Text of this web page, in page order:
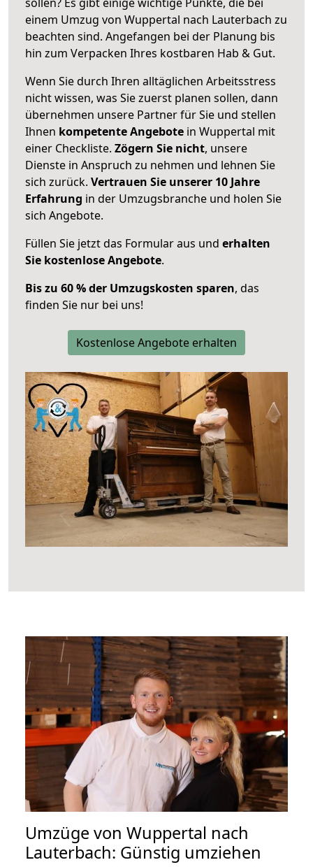
einem Umzug von Wuppertal nach Lauterbach zu
beachten sind. Angefangen bei der Planung bis
hin zum Verpacken Ihres kostbaren Hab & Gut.
Wenn Sie durch Ihren alltäglichen Arbeitsstress
nicht wissen, was Sie zuerst planen sollen, dann
übernehmen unsere Partner für Sie und stellen
Ihnen kompetente Angebote in Wuppertal mit
einer Checkliste. Zögern Sie nicht, unsere
Dienste in Anspruch zu nehmen und lehnen Sie
sich zurück. Vertrauen Sie unserer 10 Jahre
Erfahrung in der Umzugsbranche und holen Sie
sich Angebote.
Füllen Sie jetzt das Formular aus und erhalten
Sie kostenlose Angebote.
Bis zu 60 % der Umzugskosten sparen, das
finden Sie nur bei uns!
Kostenlose Angebote erhalten
Umzüge von Wuppertal nach
Lauterbach: Günstig umziehen